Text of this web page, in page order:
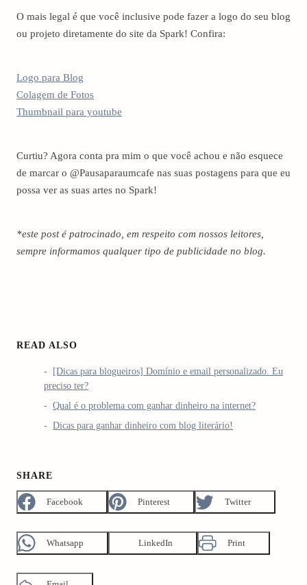
O mais legal é que você inclusive pode fazer a logo do seu blog
ou projeto diretamente do site da Spark! Confira:
Logo para Blog
Colagem de Fotos
Thumbnail para youtube
Curtiu? Agora conta pra mim o que você achou e não esquece
de marcar o @Pausaparaumcafe nas suas postagens para que eu
possa ver as suas artes no Spark!
*este post é patrocinado, em respeito com nossos leitores,
sempre informamos qualquer tipo de publicidade no blog.
READ ALSO
[Dicas para blogueiros] Domínio e email personalizado. Eu
preciso ter?
Qual é o problema com ganhar dinheiro na internet?
Dicas para ganhar dinheiro com blog literário!
SHARE
Facebook Pinterest Twitter
Whatsapp LinkedIn Print